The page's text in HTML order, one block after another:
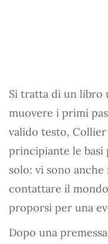
Si tratta di un libro
muovere i primi
valido testo,
principiante le
solo: vi sono
contattare il
proporsi per una
Dopo una